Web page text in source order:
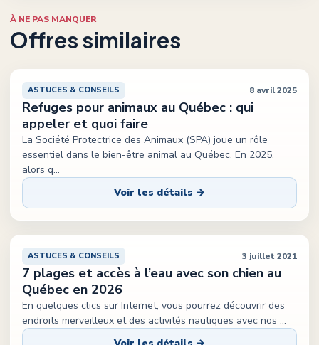
À NE PAS MANQUER
Offres similaires
ASTUCES & CONSEILS 8 avril 2025
Refuges pour animaux au Québec : qui
appeler et quoi faire
La Société Protectrice des Animaux (SPA) joue un rôle
essentiel dans le bien-être animal au Québec. En 2025,
alors q...
Voir les détails →
Québec Tout Compris
ASTUCES & CONSEILS 3 juillet 2021
7 plages et accès à l’eau avec son chien au
Québec en 2026
En quelques clics sur Internet, vous pourrez découvrir des
endroits merveilleux et des activités nautiques avec nos ...